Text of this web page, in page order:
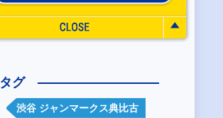
タグ
渋谷 ジャンマークス典比古